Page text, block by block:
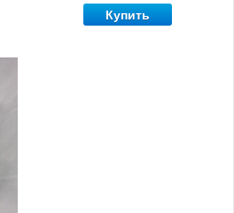
Купить